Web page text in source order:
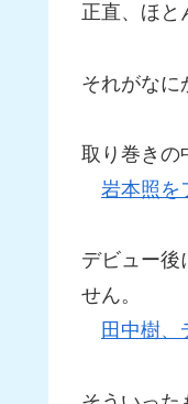
正直、ほと
それがな
取り巻きの
岩本照を
デビュー後
せん。
田中樹